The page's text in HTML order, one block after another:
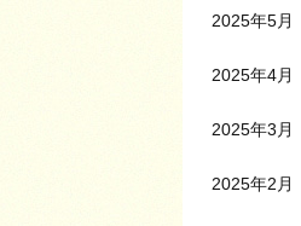
2025年5月
2025年4月
2025年3月
2025年2月